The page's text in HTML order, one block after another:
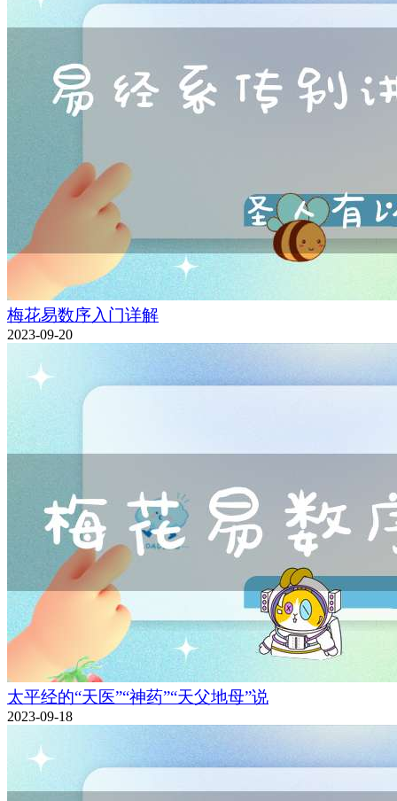
梅花易数序入门详解
2023-09-20
太平经的“天医”“神药”“天父地母”说
2023-09-18